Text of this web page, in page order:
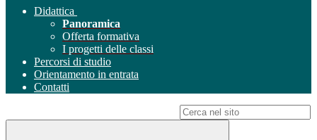
Didattica
Panoramica
Offerta formativa
I progetti delle classi
Percorsi di studio
Orientamento in entrata
Contatti